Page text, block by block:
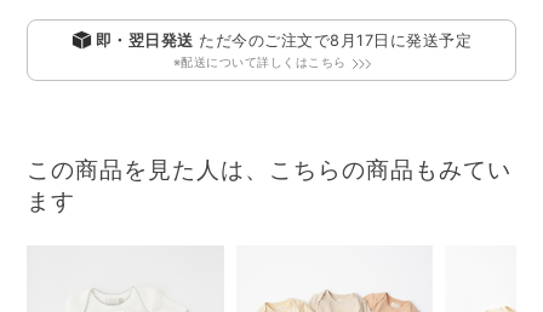
即・翌日発送 ただ今のご注文で8月17日 に発送予定
※配送について詳しくはこちら
この商品を見た人は、こちらの商品もみてい
ます